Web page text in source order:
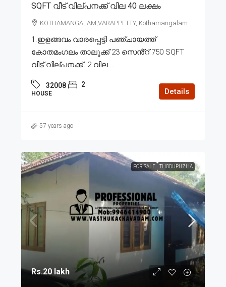
SQFT വീട് വില്പനക്ക് വില 40 ലക്ഷം
KOTHAMANGALAM,VARAPPETTY, Kothamangalam
1.ഇളങ്ങവം വാരപ്പെട്ടി പഞ്ചായത്ത്
കോതമംഗലം താലൂക്ക് 23 സെൻ്റ് 750 SQFT
വീട് വില്പനക്ക്. 2.വില...
32008 2
HOUSE Details
57 years ago
FOR SALE THODUPUZHA
Rs.20 lakh